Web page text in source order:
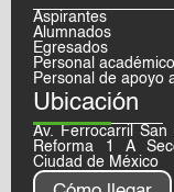
Aspirantes
Alumnados
Egresados
Personal académico
Personal de apoyo
Ubicación
Av. Ferrocarril San
Reforma 1 A
Ciudad de México